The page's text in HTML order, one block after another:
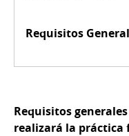
Requisitos
Requisitos
realizará la práctica